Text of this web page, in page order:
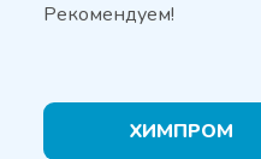
Рекомендуем!
ХИМПРОМ